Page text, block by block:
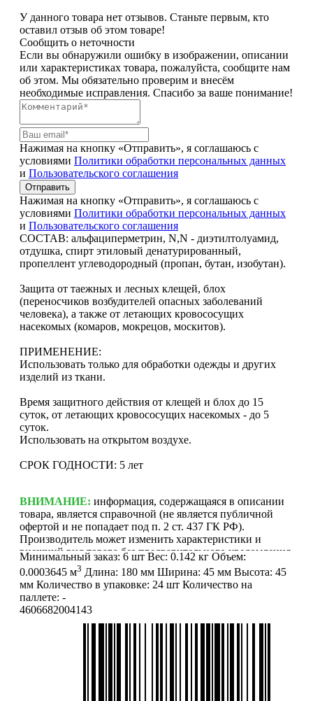
У данного товара нет отзывов. Станьте первым, кто
оставил отзыв об этом товаре!
Сообщить о неточности
Если вы обнаружили ошибку в изображении, описании
или характеристиках товара, пожалуйста, сообщите нам
об этом. Мы обязательно проверим и внесём
необходимые исправления. Спасибо за ваше понимание!
Нажимая на кнопку «Отправить», я соглашаюсь с
условиями Политики обработки персональных данных
и Пользовательского соглашения
Отправить
Нажимая на кнопку «Отправить», я соглашаюсь с
условиями Политики обработки персональных данных
и Пользовательского соглашения
СОСТАВ: альфациперметрин, N,N - диэтилтолуамид,
отдушка, спирт этиловый денатурированный,
пропеллент углеводородный (пропан, бутан, изобутан).
Защита от таежных и лесных клещей, блох
(переносчиков возбудителей опасных заболеваний
человека), а также от летающих кровососущих
насекомых (комаров, мокрецов, москитов).
ПРИМЕНЕНИЕ:
Использовать только для обработки одежды и других
изделий из ткани.
Время защитного действия от клещей и блох до 15
суток, от летающих кровососущих насекомых - до 5
суток.
Использовать на открытом воздухе.
СРОК ГОДНОСТИ: 5 лет
ВНИМАНИЕ: информация, содержащаяся в описании
товара, является справочной (не является публичной
офертой и не попадает под п. 2 ст. 437 ГК РФ).
Производитель может изменить характеристики и
внешний вид товара без предварительного уведомления.
Фотографии (изображения) могут отличаться от
действительного вида товара. Для уточнения деталей
обращайтесь к менеджерам. Если Вы нашли неточность
или у Вас есть другие комментарии по описанию
товаров - просьба сообщить нам об этом на почту:
info@mirfermer.ru
Минимальный заказ: 6 шт Вес: 0.142 кг Объем:
0.0003645 м3 Длина: 180 мм Ширина: 45 мм Высота: 45
мм Количество в упаковке: 24 шт Количество на
паллете: -
4606682004143